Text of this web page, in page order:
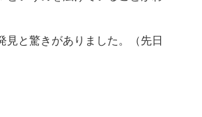
と驚きがありました。（先日